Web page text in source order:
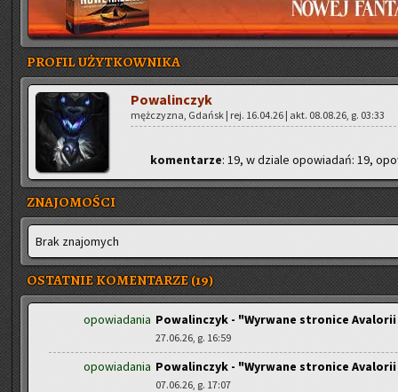
PROFIL UŻYTKOWNIKA
Po­wa­lin­czyk
męż­czy­zna, Gdańsk | rej. 16.04.26 | akt. 08.08.26, g. 03:33
ko­men­ta­rze: 19, w dzia­le opo­wia­dań: 19,
ZNAJOMOŚCI
Brak zna­jo­mych
OSTATNIE KOMENTARZE (19)
opowiadania Powalinczyk - "Wyrwane stronice Avalorii
27.06.26, g. 16:59
opowiadania Powalinczyk - "Wyrwane stronice Avalorii
07.06.26, g. 17:07